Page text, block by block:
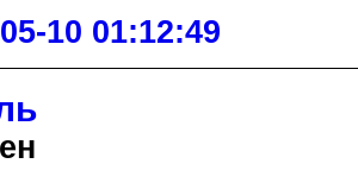
10 01:12:49